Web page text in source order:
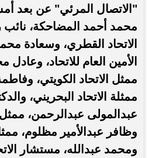
"الاتصال المرئي" عن بعد
محمد أحمد المضاحكة، نائب
الاتحاد القطري، وسعادة
الأمين العام للاتحاد، وعادل
ممثل الاتحاد الكويتي،
ممثلة الاتحاد البحريني،
عبدالمولى عبدالرحمن، ممثل
وظافر عبدالأمير مظلوم،
ومحمد عبدالله، مستشار